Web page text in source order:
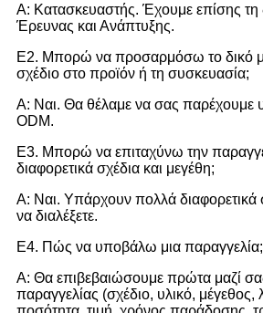
Α: Κατασκευαστής. Έχουμε επίσης τη
Έρευνας και Ανάπτυξης.
Ε2. Μπορώ να προσαρμόσω το δικό
σχέδιο στο προϊόν ή τη συσκευασία;
Α: Ναι. Θα θέλαμε να σας παρέχουμε
ODM.
Ε3. Μπορώ να επιταχύνω την
διαφορετικά σχέδια και μεγέθη;
Α: Ναι. Υπάρχουν πολλά διαφορετικά
να διαλέξετε.
Ε4. Πώς να υποβάλω μια παραγγελία;
Α: Θα επιβεβαιώσουμε πρώτα μαζί
παραγγελίας (σχέδιο, υλικό, μέγεθος,